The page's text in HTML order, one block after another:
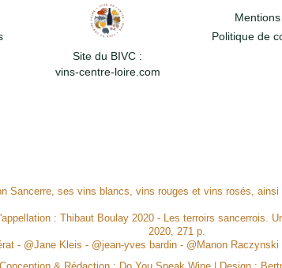
Site du BIVC :
vins-centre-loire.com
Politique de
Sancerre, ses vins blancs, vins rouges et vins rosés,
: Thibaut Boulay 2020 - Les terroirs sancerrois.
2020, 271 p.
- @Jane Kleis - @jean-yves bardin - @Manon